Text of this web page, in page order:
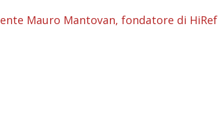
Mauro Mantovan, fondatore di HiRef